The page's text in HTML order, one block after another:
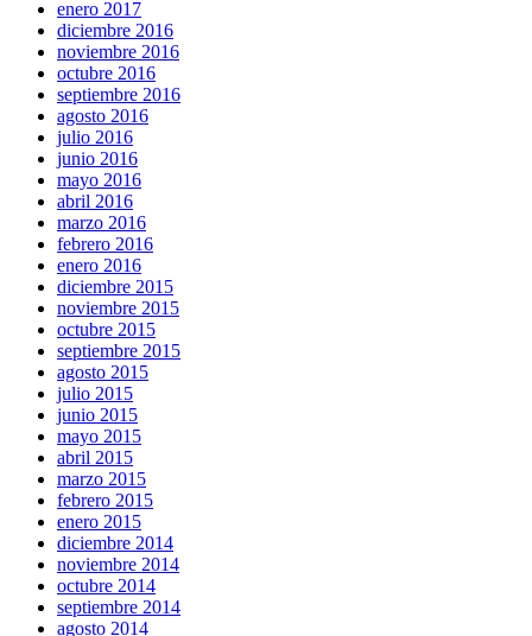
enero 2017
diciembre 2016
noviembre 2016
octubre 2016
septiembre 2016
agosto 2016
julio 2016
junio 2016
mayo 2016
abril 2016
marzo 2016
febrero 2016
enero 2016
diciembre 2015
noviembre 2015
octubre 2015
septiembre 2015
agosto 2015
julio 2015
junio 2015
mayo 2015
abril 2015
marzo 2015
febrero 2015
enero 2015
diciembre 2014
noviembre 2014
octubre 2014
septiembre 2014
agosto 2014